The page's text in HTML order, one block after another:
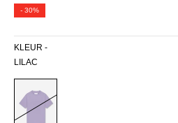
- 30%
KLEUR -
LILAC